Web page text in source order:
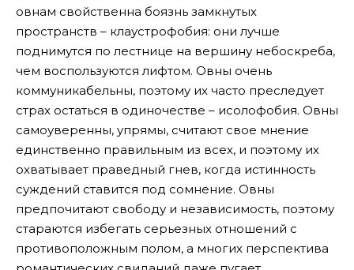
овнам свойственна боязнь замкнутых
пространств – клаустрофобия: они лучше
поднимутся по лестнице на вершину небоскреба,
чем воспользуются лифтом. Овны очень
коммуникабельны, поэтому их часто преследует
страх остаться в одиночестве – исолофобия. Овны
самоуверенны, упрямы, считают свое мнение
единственно правильным из всех, и поэтому их
охватывает праведный гнев, когда истинность
суждений ставится под сомнение. Овны
предпочитают свободу и независимость, поэтому
стараются избегать серьезных отношений с
противоположным полом, а многих перспектива